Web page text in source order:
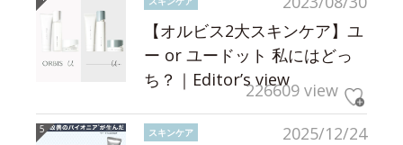
【オルビス2大スキンケア】ユ
ー or ユードット 私にはどっ
ち？｜Editor’s view226609 view
2025/12/24
スキンケア